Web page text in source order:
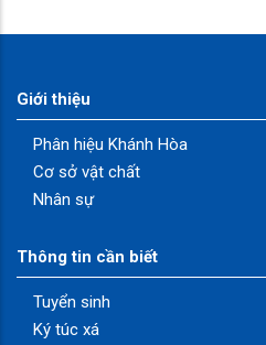
Giới thiệu
Phân hiệu Khánh Hòa
Cơ sở vật chất
Nhân sự
Thông tin cần biết
Tuyển sinh
Ký túc xá